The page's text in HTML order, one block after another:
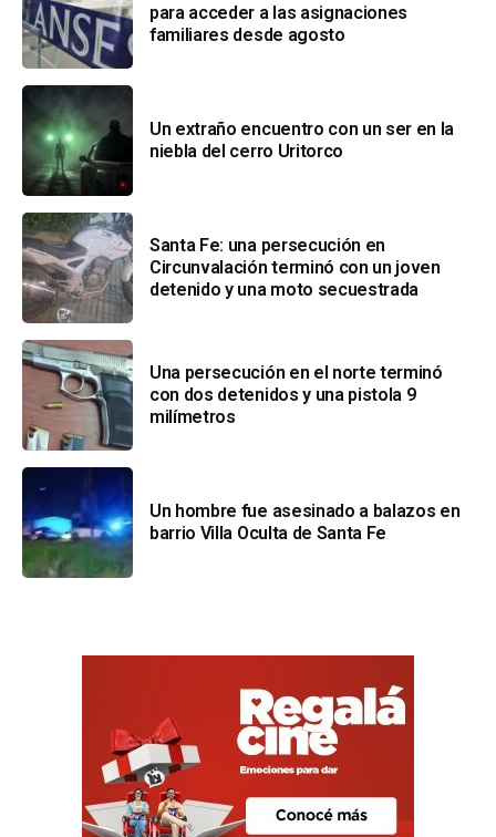
para acceder a las asignaciones
familiares desde agosto
Un extraño encuentro con un ser en la
niebla del cerro Uritorco
Santa Fe: una persecución en
Circunvalación terminó con un joven
detenido y una moto secuestrada
Una persecución en el norte terminó
con dos detenidos y una pistola 9
milímetros
Un hombre fue asesinado a balazos en
barrio Villa Oculta de Santa Fe